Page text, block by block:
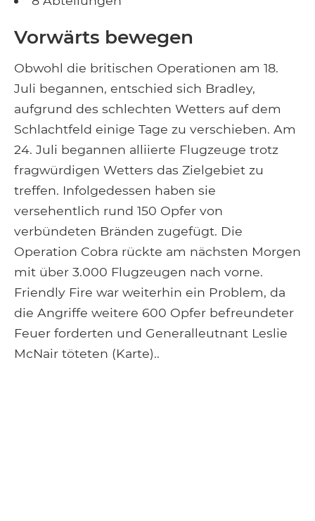
Vorwärts bewegen
Obwohl die britischen Operationen am 18.
Juli begannen, entschied sich Bradley,
aufgrund des schlechten Wetters auf dem
Schlachtfeld einige Tage zu verschieben. Am
24. Juli begannen alliierte Flugzeuge trotz
fragwürdigen Wetters das Zielgebiet zu
treffen. Infolgedessen haben sie
versehentlich rund 150 Opfer von
verbündeten Bränden zugefügt. Die
Operation Cobra rückte am nächsten Morgen
mit über 3.000 Flugzeugen nach vorne.
Friendly Fire war weiterhin ein Problem, da
die Angriffe weitere 600 Opfer befreundeter
Feuer forderten und Generalleutnant Leslie
McNair töteten (Karte)..